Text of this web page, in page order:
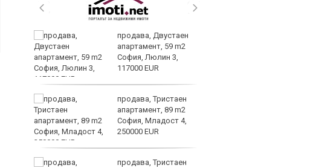
продава, Двустаен
апартамент, 59 m2
София, Люлин 3,
117000 EUR
продава, Тристаен
апартамент, 89 m2
София, Младост 4,
250000 EUR
продава, Тристаен